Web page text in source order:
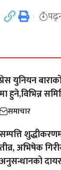
प्रेस युनियन
मा हुने,विभिन्न
समाचार
सम्पत्ति
तीव्र, अभिषेक
अनुसन्धानको